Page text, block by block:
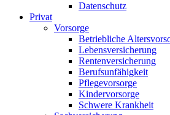
Datenschutz
Privat
Vorsorge
Betriebliche
Lebensversicherung
Rentenversicherung
Berufsunfähigkeit
Pflegevorsorge
Kindervorsorge
Schwere Krankheit